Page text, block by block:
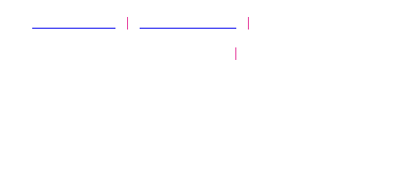
| |
|